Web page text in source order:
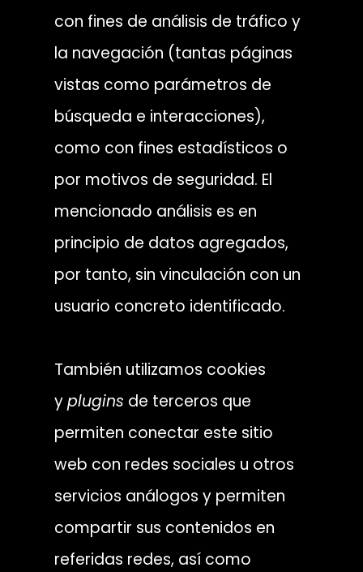
con fines de análisis de tráfico y
la navegación (tantas páginas
vistas como parámetros de
búsqueda e interacciones),
como con fines estadísticos o
por motivos de seguridad. El
mencionado análisis es en
principio de datos agregados,
por tanto, sin vinculación con un
usuario concreto identificado.
También utilizamos cookies
yplugins de terceros que
permiten conectar este sitio
web con redes sociales u otros
servicios análogos y permiten
compartir sus contenidos en
referidas redes, así como